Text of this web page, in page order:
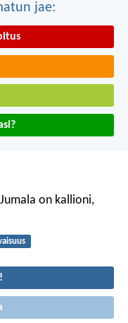
jae:
Jumala on kallioni,